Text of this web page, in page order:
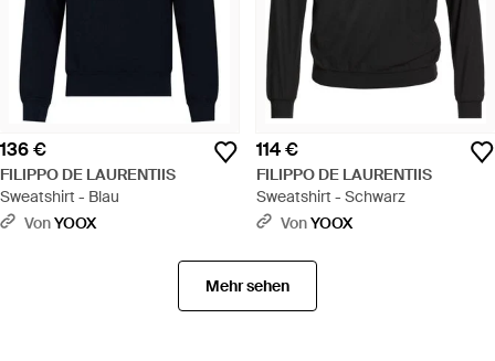
136 €
FILIPPO DE LAURENTIIS
Sweatshirt - Blau
VonYOOX
114 €
FILIPPO DE LAURENTIIS
Sweatshirt - Schwarz
VonYOOX
Mehr sehen